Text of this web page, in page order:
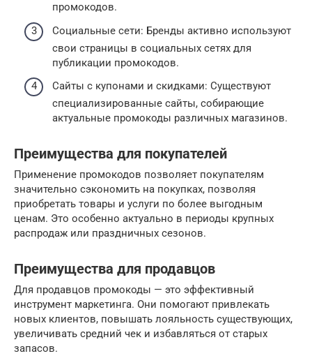
промокодов.
Социальные сети: Бренды активно используют
свои страницы в социальных сетях для
публикации промокодов.
Сайты с купонами и скидками: Существуют
специализированные сайты, собирающие
актуальные промокоды различных магазинов.
Преимущества для покупателей
Применение промокодов позволяет покупателям
значительно сэкономить на покупках, позволяя
приобретать товары и услуги по более выгодным
ценам. Это особенно актуально в периоды крупных
распродаж или праздничных сезонов.
Преимущества для продавцов
Для продавцов промокоды — это эффективный
инструмент маркетинга. Они помогают привлекать
новых клиентов, повышать лояльность существующих,
увеличивать средний чек и избавляться от старых
запасов.